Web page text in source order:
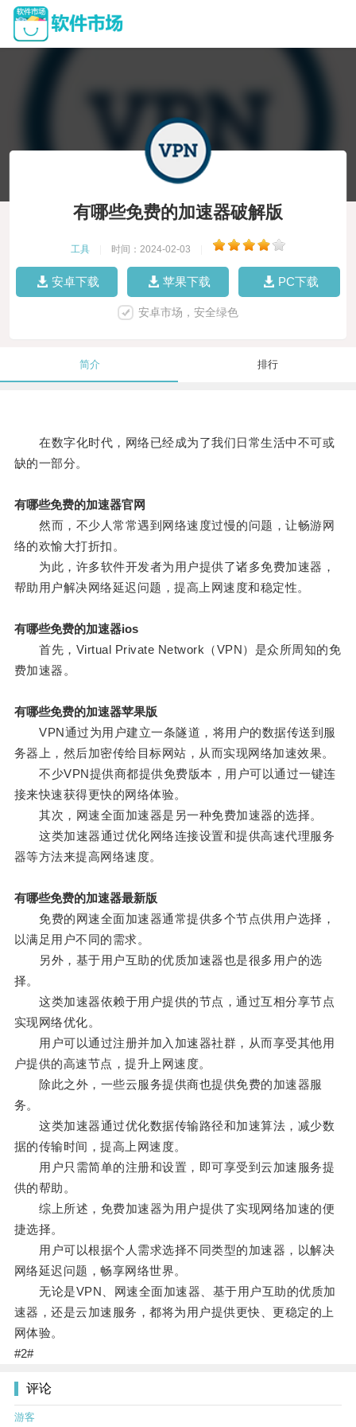
有哪些免费的加速器破解版
工具 时间：2024-02-03
安卓下载 苹果下载 PC下载
安卓市场，安全绿色
简介 排行
在数字化时代，网络已经成为了我们日常生活中不可或
缺的一部分。
有哪些免费的加速器官网
然而，不少人常常遇到网络速度过慢的问题，让畅游网
络的欢愉大打折扣。
为此，许多软件开发者为用户提供了诸多免费加速器，
帮助用户解决网络延迟问题，提高上网速度和稳定性。
有哪些免费的加速器ios
首先，Virtual Private Network（VPN）是众所周知的免
费加速器。
有哪些免费的加速器苹果版
VPN通过为用户建立一条隧道，将用户的数据传送到服
务器上，然后加密传给目标网站，从而实现网络加速效果。
不少VPN提供商都提供免费版本，用户可以通过一键连
接来快速获得更快的网络体验。
其次，网速全面加速器是另一种免费加速器的选择。
这类加速器通过优化网络连接设置和提供高速代理服务
器等方法来提高网络速度。
有哪些免费的加速器最新版
免费的网速全面加速器通常提供多个节点供用户选择，
以满足用户不同的需求。
另外，基于用户互助的优质加速器也是很多用户的选
择。
这类加速器依赖于用户提供的节点，通过互相分享节点
实现网络优化。
用户可以通过注册并加入加速器社群，从而享受其他用
户提供的高速节点，提升上网速度。
除此之外，一些云服务提供商也提供免费的加速器服
务。
这类加速器通过优化数据传输路径和加速算法，减少数
据的传输时间，提高上网速度。
用户只需简单的注册和设置，即可享受到云加速服务提
供的帮助。
综上所述，免费加速器为用户提供了实现网络加速的便
捷选择。
用户可以根据个人需求选择不同类型的加速器，以解决
网络延迟问题，畅享网络世界。
无论是VPN、网速全面加速器、基于用户互助的优质加
速器，还是云加速服务，都将为用户提供更快、更稳定的上
网体验。
#2#
评论
游客